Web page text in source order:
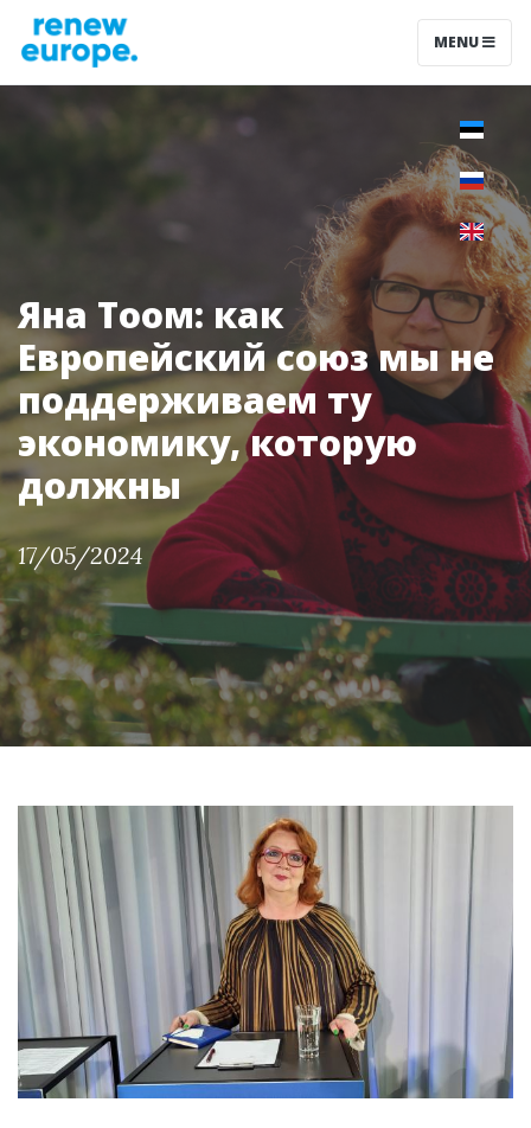
MENU
Яна Тоом: как
Европейский союз мы не
поддерживаем ту
экономику, которую
должны
17/05/2024